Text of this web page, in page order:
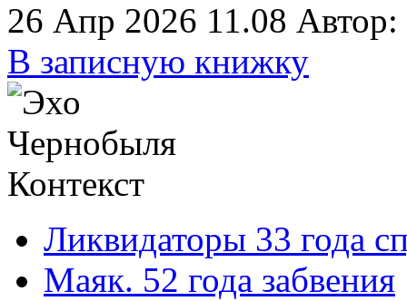
26 Апр 2026 11.08
В записную книжку
Контекст
Ликвидаторы 33 года
Маяк. 52 года забвения